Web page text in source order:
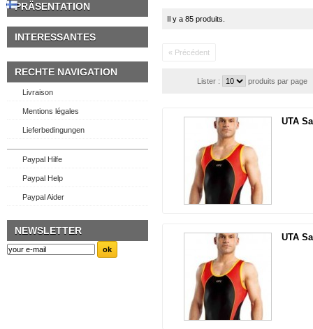
PRÄSENTATION
INTERESSANTES
RECHTE NAVIGATION
Livraison
Mentions légales
Lieferbedingungen
Paypal Hilfe
Paypal Help
Paypal Aider
NEWSLETTER
Il y a 85 produits.
« Précédent
Lister : produits par page
UTA
UTA